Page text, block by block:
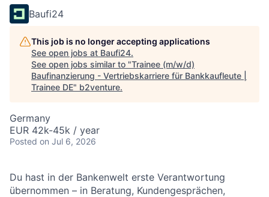
Baufi24
This job is no longer accepting applications
See open jobs at Baufi24.
See open jobs similar to "Trainee (m/w/d)
Baufinanzierung - Vertriebskarriere für Bankkaufleute |
Trainee DE" b2venture.
Germany
EUR 42k-45k / year
Posted on Jul 6, 2026
Du hast in der Bankenwelt erste Verantwortung
übernommen – in Beratung, Kundengesprächen,